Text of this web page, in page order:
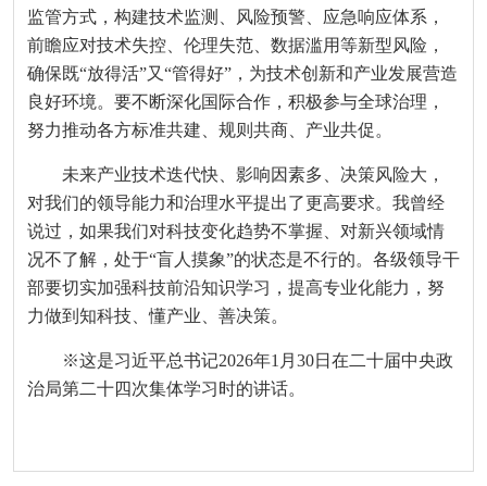
监管方式，构建技术监测、风险预警、应急响应体系，
前瞻应对技术失控、伦理失范、数据滥用等新型风险，
确保既“放得活”又“管得好”，为技术创新和产业发展营造
良好环境。要不断深化国际合作，积极参与全球治理，
努力推动各方标准共建、规则共商、产业共促。
未来产业技术迭代快、影响因素多、决策风险大，
对我们的领导能力和治理水平提出了更高要求。我曾经
说过，如果我们对科技变化趋势不掌握、对新兴领域情
况不了解，处于“盲人摸象”的状态是不行的。各级领导干
部要切实加强科技前沿知识学习，提高专业化能力，努
力做到知科技、懂产业、善决策。
※这是习近平总书记2026年1月30日在二十届中央政
治局第二十四次集体学习时的讲话。